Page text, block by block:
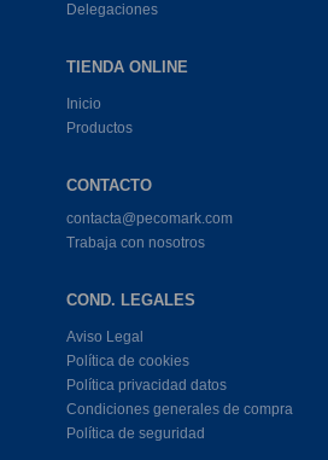
Delegaciones
TIENDA ONLINE
Inicio
Productos
CONTACTO
contacta@pecomark.com
Trabaja con nosotros
COND. LEGALES
Aviso Legal
Política de cookies
Política privacidad datos
Condiciones generales de compra
Política de seguridad